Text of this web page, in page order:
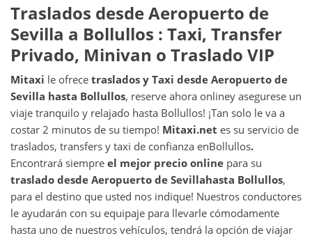
Traslados desdeAeropuerto de
Sevilla a Bollullos : Taxi, Transfer
Privado, Minivan o Traslado VIP
Mitaxi le ofrece traslados y Taxi desde Aeropuerto de
Sevilla hasta Bollullos, reserve ahora onliney asegurese un
viaje tranquilo y relajado hasta Bollullos! ¡Tan solo le va a
costar 2 minutos de su tiempo! Mitaxi.net es su servicio de
traslados, transfers y taxi de confianza enBollullos.
Encontrará siempre el mejor precio online para su
traslado desde Aeropuerto de Sevillahasta Bollullos,
para el destino que usted nos indique! Nuestros conductores
le ayudarán con su equipaje para llevarle cómodamente
hasta uno de nuestros vehículos, tendrá la opción de viajar